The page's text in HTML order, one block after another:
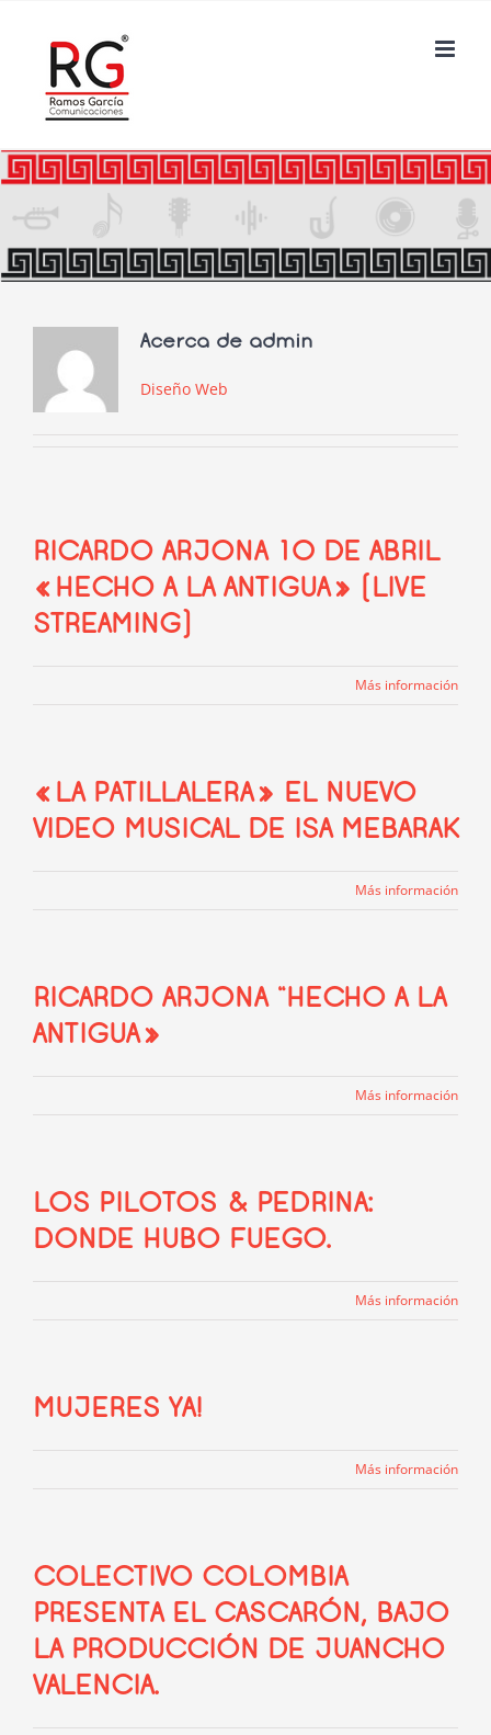
contenido
Acerca de admin
Diseño Web
RICARDO ARJONA 10 DE ABRIL
«HECHO A LA ANTIGUA» (LIVE
STREAMING)
Más información
«LA PATILLALERA» EL NUEVO
VIDEO MUSICAL DE ISA MEBARAK
Más información
RICARDO ARJONA “HECHO A LA
ANTIGUA»
Más información
LOS PILOTOS & PEDRINA:
DONDE HUBO FUEGO.
Más información
MUJERES YA!
Más información
COLECTIVO COLOMBIA
PRESENTA EL CASCARÓN, BAJO
LA PRODUCCIÓN DE JUANCHO
VALENCIA.